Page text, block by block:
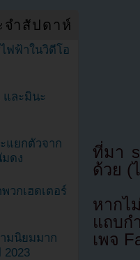
ที่มา
ด้วย (
หากไ
แถบก
เพจ
ำสัปดาห์
ฟฟ้าในวิดีโอ
และมินะ
แยกตัวจาก
ดง
วกเฮดเตอร์
มนิยมมาก
2023